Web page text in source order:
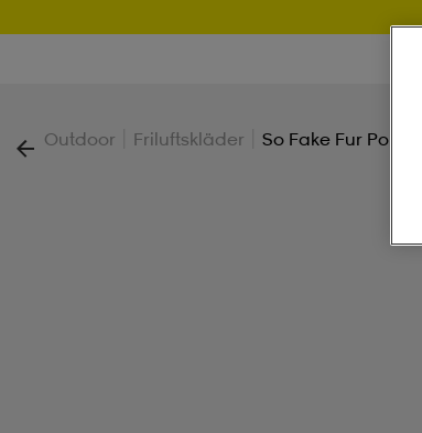
Outdoor Friluftskläder So Fake Fur Pom Jr